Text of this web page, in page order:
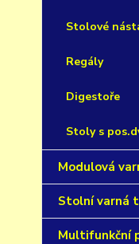
Stolové
Regály
Digestoře
Stoly s
Modulová
Stolní varná
Multifunkční